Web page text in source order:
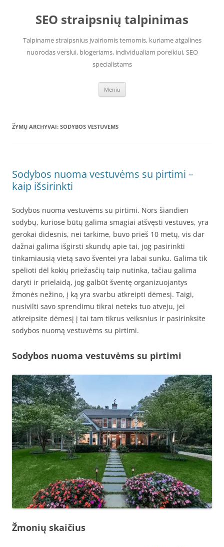
SEO straipsnių talpinimas
Talpiname straipsnius įvairiomis temomis, kuriame atgalines
nuorodas verslui, blogeriams, individualiam poreikiui, SEO
specialistams
Meniu
ŽYMŲ ARCHYVAI: SODYBOS VESTUVEMS
Sodybos nuoma vestuvėms su pirtimi –
kaip išsirinkti
Sodybos nuoma vestuvėms su pirtimi. Nors šiandien
sodybų, kuriose būtų galima smagiai atšvęsti vestuves, yra
gerokai didesnis, nei tarkime, buvo prieš 10 metų, vis dar
dažnai galima išgirsti skundų apie tai, jog pasirinkti
tinkamiausią vietą savo šventei yra labai sunku. Galima tik
spėlioti dėl kokių priežasčių taip nutinka, tačiau galima
daryti ir prielaidą, jog galbūt šventę organizuojantys
žmonės nežino, į ką yra svarbu atkreipti dėmesį. Taigi,
nusivilti savo sprendimu tikrai neteks tuo atveju, jei
atkreipsite dėmesį į tai tam tikrus veiksnius ir pasirinksite
sodybos nuomą vestuvėms su pirtimi.
Sodybos nuoma vestuvėms su pirtimi
Žmonių skaičius